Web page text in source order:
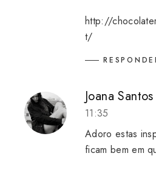
http://
t/
Joana Santos
11:35
Adoro estas
ficam bem em